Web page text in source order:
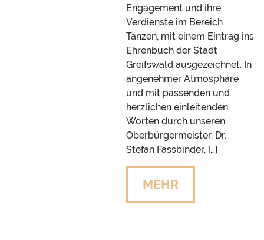
Engagement und ihre
Verdienste im Bereich
Tanzen, mit einem Eintrag ins
Ehrenbuch der Stadt
Greifswald ausgezeichnet. In
angenehmer Atmosphäre
und mit passenden und
herzlichen einleitenden
Worten durch unseren
Oberbürgermeister, Dr.
Stefan Fassbinder, […]
MEHR